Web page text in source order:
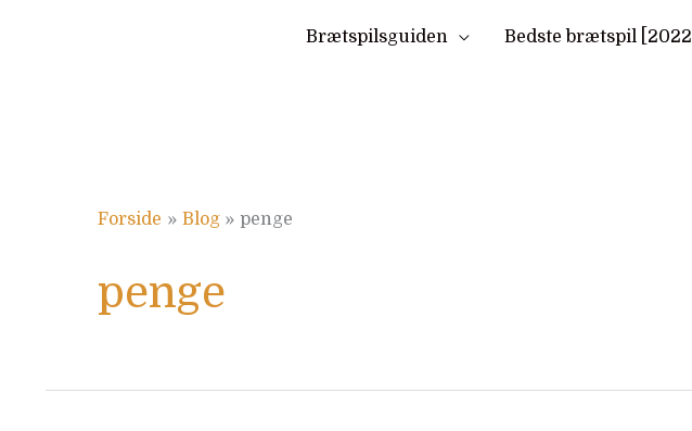
Brætspilsguiden Bedste brætspil [2022]
Forside Blog penge
penge